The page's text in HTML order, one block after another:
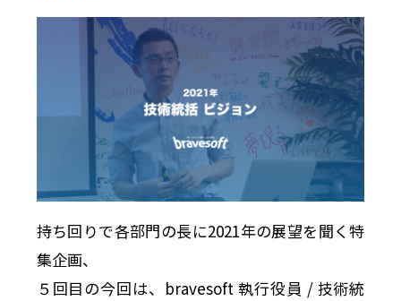
持ち回りで各部門の長に2021年の展望を聞く特
集企画、
５回目の今回は、bravesoft 執行役員 / 技術統